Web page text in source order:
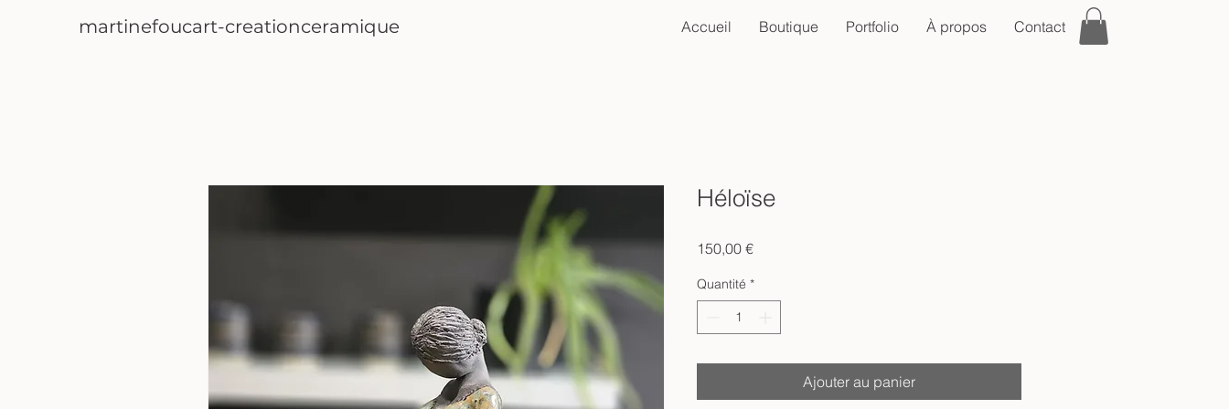
martinefoucart-creationceramique Accueil Boutique Portfolio À propos Contact
Héloïse
150,00 €Prix
Quantité *
Ajouter au panier